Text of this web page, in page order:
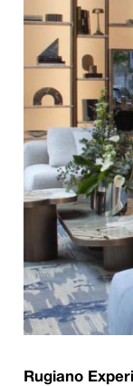
Rugiano